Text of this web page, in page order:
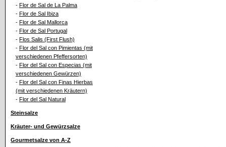
- Flor de Sal de La Palma
- Flor de Sal Ibiza
- Flor de Sal Mallorca
- Flor de Sal Portugal
- Flos Salis (First Flush)
- Flor del Sal con Pimientas (mit
verschiedenen Pfeffersorten)
- Flor del Sal con Especias (mit
verschiedenen Gewürzen)
- Flor del Sal con Finas Hierbas
(mit verschiedenen Kräutern)
- Flor del Sal Natural
Steinsalze
Kräuter- und Gewürzsalze
Gourmetsalze von A-Z